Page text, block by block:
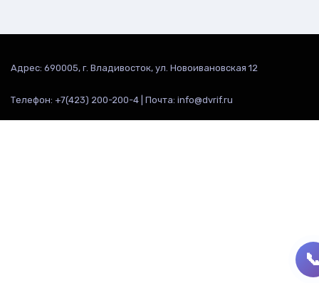
Адрес: 690005, г. Владивосток, ул. Новоивановская 12
Телефон: +7(423) 200-200-4 | Почта: info@dvrif.ru